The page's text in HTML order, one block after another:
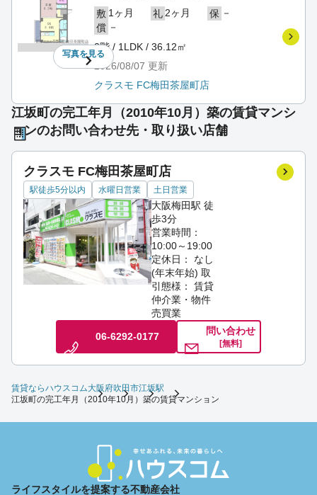
写真を見る
敷 1ヶ月 礼2ヶ月 保 －
償 －
2階 / 1LDK / 36.12㎡
2026/08/07 更新
クラスモ FC梅田茶屋町店
江坂町の完工年月（2010年10月）築の賃貸マンシ
ョンのお問い合わせ先・取り扱い店舗
クラスモ FC梅田茶屋町店
駅徒歩5分以内 水曜日営業 土日営業
大阪梅田駅 徒
歩3分
営業時間：
10:00～19:00
定休日： なし
(年末年始)取
引態様： 賃貸
仲介業・物件
売買業
06-6292-0177 問い合わせ
[無料]
賃貸ならハウスコム大阪府吹田市江坂駅
江坂町の完工年月（2010年10月）築の賃貸マンション
ライフスタイルを提案する不動産会社